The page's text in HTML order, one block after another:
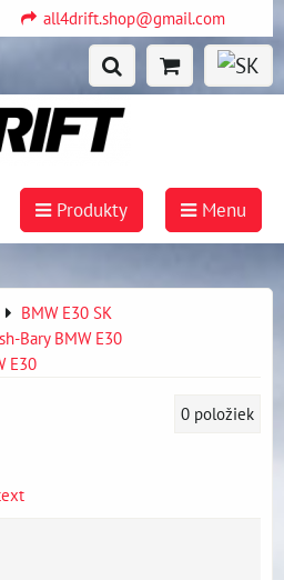
all4drift.shop@gmail.com
Produkty Menu
BMW E30 SK
Bary BMW E30
E30
0 položiek